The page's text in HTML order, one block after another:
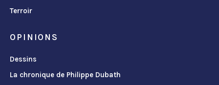
Terroir
OPINIONS
Dessins
La chronique de Philippe Dubath